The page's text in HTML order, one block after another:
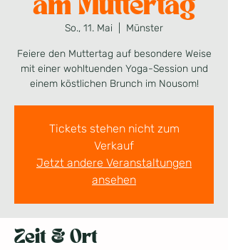
am Muttertag
So., 11. Mai Münster
Feiere den Muttertag auf besondere Weise
mit einer wohltuenden Yoga-Session und
einem köstlichen Brunch im Nousom!
Tickets stehen nicht zum
Verkauf
Jetzt andere Veranstaltungen
ansehen
Zeit & Ort